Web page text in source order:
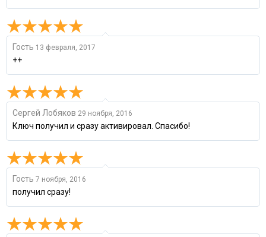
Гость 13 февраля, 2017
++
Сергей Лобяков 29 ноября, 2016
Ключ получил и сразу активировал. Спасибо!
Гость 7 ноября, 2016
получил сразу!